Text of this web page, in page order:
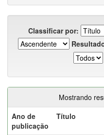
Classificar por:
Mostrando
Ano de
publicação
Título